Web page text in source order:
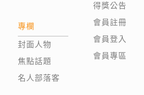
專欄
封面人物
焦點話題
名人部落客
得獎公告
會員註冊
會員登入
會員專區